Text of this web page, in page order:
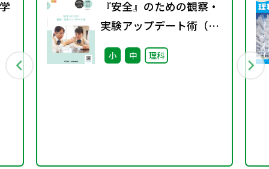
『安全』のための観察・
実験アップデート術（特
別課題137）
小 中 理科